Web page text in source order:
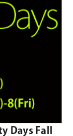
Days Fall